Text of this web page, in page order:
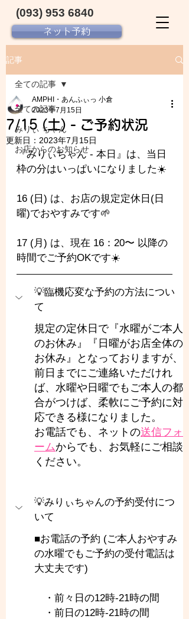
ネット予約
(093) 953 6840‬
記事
全ての記事
みりぃ ちゃん
お店からのお知らせ
全ての記事
7/15 (土) - ご予約状況
AMPHI・あんふぃっ 小倉
2023年7月15日
更新日： 2023年7月15日
『みりぃちゃん - 本日』は、当日
枠の分はいっぱいになりました☀️
16 (日) は、お店の規定定休日(日
曜)でおやすみです🌱
17 (月) は、現在 16：20〜 以降の
時間でご予約OKです☀️
💡臨機応変な予約の方法につい
て
規定の定休日で『水曜がご本人
のお休み』『日曜がお店全体の
お休み』となっておりますが、
前日までにご連絡いただけれ
ば、水曜や日曜でもご本人の都
合がつけば、柔軟にご予約に対
応できる様になりました。
お電話でも、ネットの送信フォ
ームからでも、お気軽にご相談
ください。
💡みりぃちゃんの予約受付につ
いて
■お電話の予約 (ご本人おやすみ
の水曜でもご予約の受付電話は
大丈夫です)
・前々日の12時-21時の間
・前日の12時-21時の間